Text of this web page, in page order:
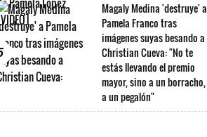
Magaly Medina 'destruye' a
Pamela Franco tras
imágenes suyas besando a
Christian Cueva: "No te
estás llevando el premio
mayor, sino a un borracho,
a un pegalón"